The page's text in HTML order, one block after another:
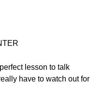
lesson to talk
have to watch out for